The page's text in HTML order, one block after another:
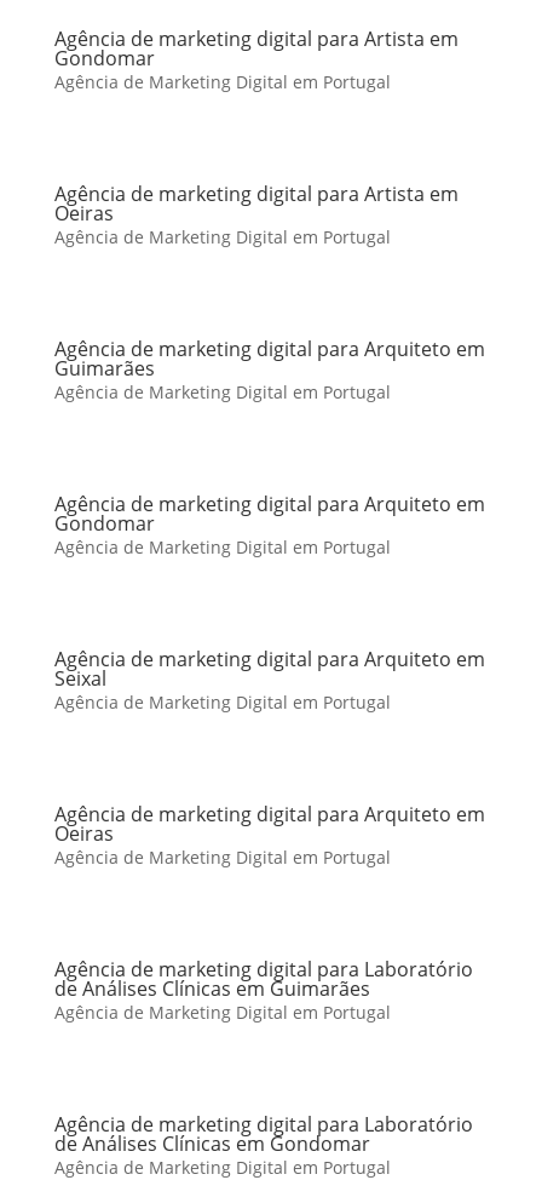
Agência de marketing digital para Artista em
Gondomar
Agência de Marketing Digital em Portugal
Agência de marketing digital para Artista em
Oeiras
Agência de Marketing Digital em Portugal
Agência de marketing digital para Arquiteto em
Guimarães
Agência de Marketing Digital em Portugal
Agência de marketing digital para Arquiteto em
Gondomar
Agência de Marketing Digital em Portugal
Agência de marketing digital para Arquiteto em
Seixal
Agência de Marketing Digital em Portugal
Agência de marketing digital para Arquiteto em
Oeiras
Agência de Marketing Digital em Portugal
Agência de marketing digital para Laboratório
de Análises Clínicas em Guimarães
Agência de Marketing Digital em Portugal
Agência de marketing digital para Laboratório
de Análises Clínicas em Gondomar
Agência de Marketing Digital em Portugal